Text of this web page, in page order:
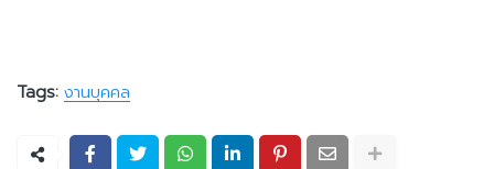
Tags: งานบุคคล